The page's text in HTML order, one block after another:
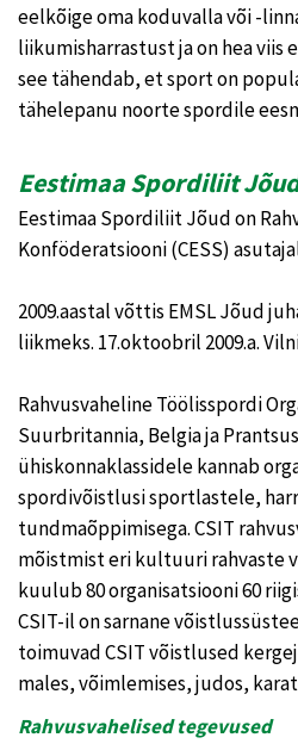
eelkõige oma koduvalla või -
liikumisharrastust ja on hea
see tähendab, et sport on
tähelepanu noorte spordile
Eestimaa Spordiliit
Eestimaa Spordiliit Jõud on
Konföderatsiooni (CESS)
2009.aastal võttis EMSL Jõud
liikmeks. 17.oktoobril 2009.a.
Rahvusvaheline Töölisspordi
Suurbritannia, Belgia ja
ühiskonnaklassidele kannab
spordivõistlusi sportlastele,
tundmaõppimisega. CSIT
mõistmist eri kultuuri rahvaste
kuulub 80 organisatsiooni 60
CSIT-il on sarnane
toimuvad CSIT võistlused
males, võimlemises, judos,
Rahvusvahelised tegevused